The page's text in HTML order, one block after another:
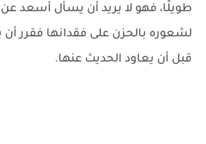
طويلًا، فهو لا يريد أن يسأل أسعد عن
لشعوره بالحزن على فقدانها فقرر أن
قبل أن يعاود الحديث عنها.